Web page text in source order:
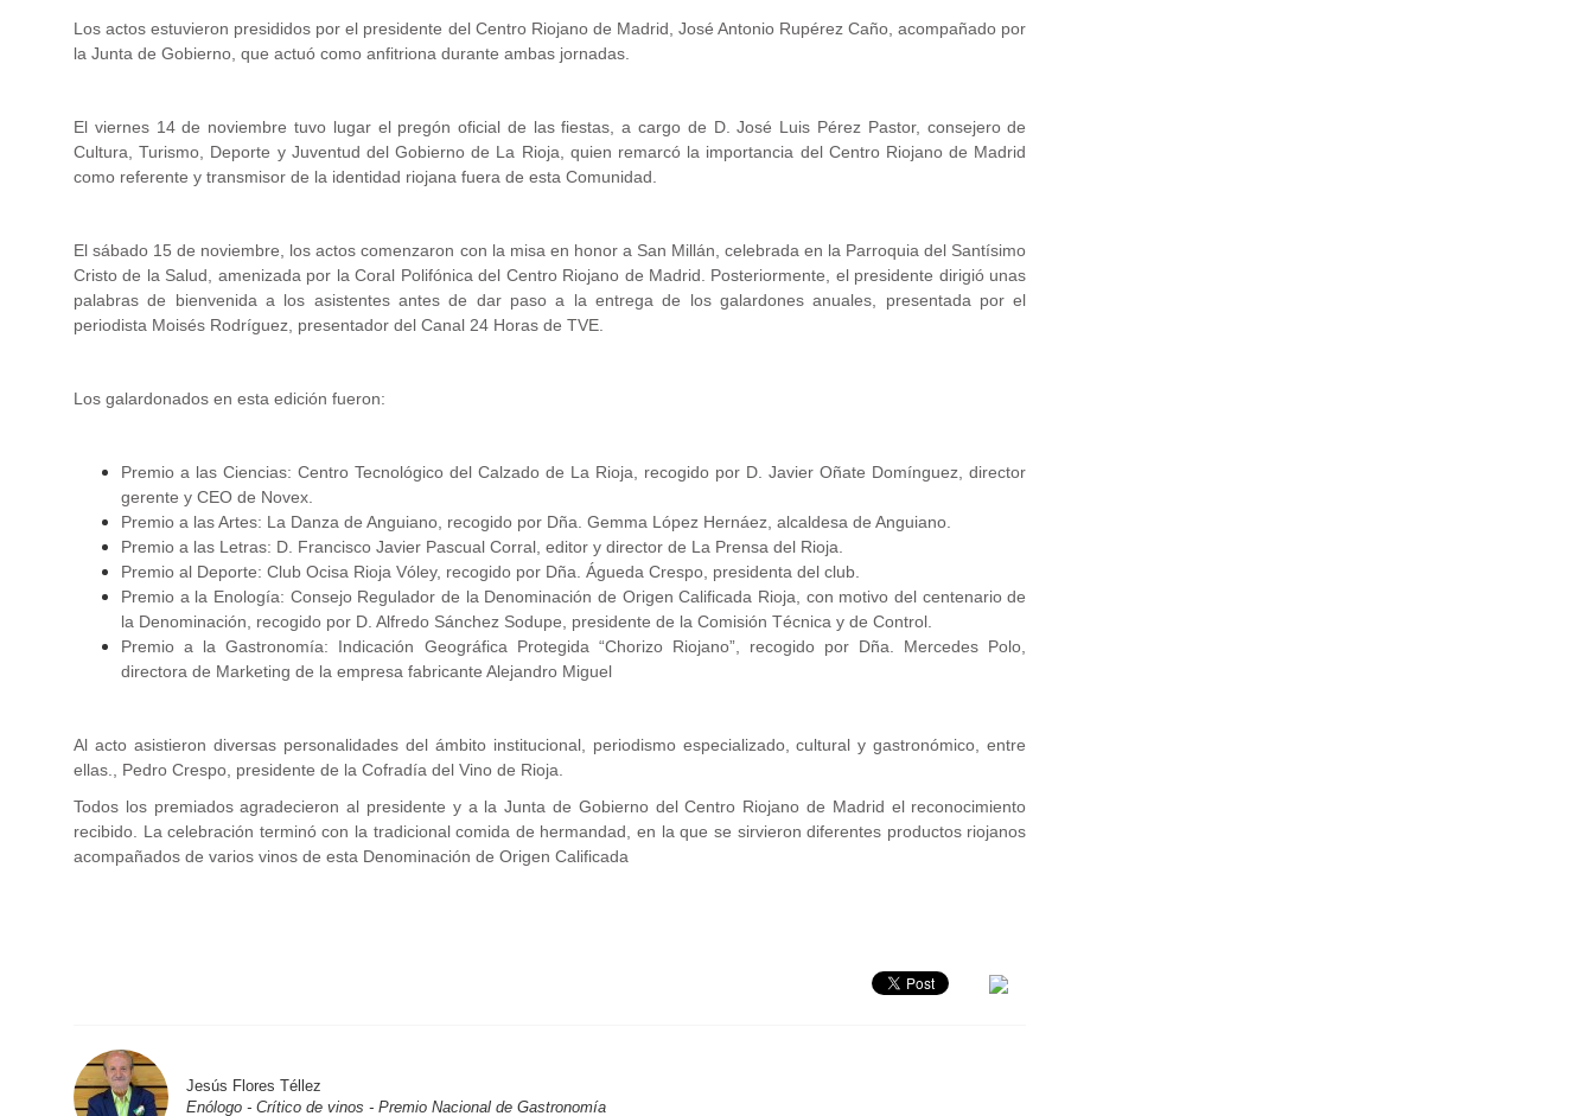
Los actos estuvieron presididos por el presidente del Centro Riojano de Madrid, José Antonio Rupérez Caño, acompañado por
la Junta de Gobierno, que actuó como anfitriona durante ambas jornadas.
El viernes 14 de noviembre tuvo lugar el pregón oficial de las fiestas, a cargo de D. José Luis Pérez Pastor, consejero de
Cultura, Turismo, Deporte y Juventud del Gobierno de La Rioja, quien remarcó la importancia del Centro Riojano de Madrid
como referente y transmisor de la identidad riojana fuera de esta Comunidad.
El sábado 15 de noviembre, los actos comenzaron con la misa en honor a San Millán, celebrada en la Parroquia del Santísimo
Cristo de la Salud, amenizada por la Coral Polifónica del Centro Riojano de Madrid. Posteriormente, el presidente dirigió unas
palabras de bienvenida a los asistentes antes de dar paso a la entrega de los galardones anuales, presentada por el
periodista Moisés Rodríguez, presentador del Canal 24 Horas de TVE.
Los galardonados en esta edición fueron:
Premio a las Ciencias: Centro Tecnológico del Calzado de La Rioja, recogido por D. Javier Oñate Domínguez, director
gerente y CEO de Novex.
Premio a las Artes: La Danza de Anguiano, recogido por Dña. Gemma López Hernáez, alcaldesa de Anguiano.
Premio a las Letras: D. Francisco Javier Pascual Corral, editor y director de La Prensa del Rioja.
Premio al Deporte: Club Ocisa Rioja Vóley, recogido por Dña. Águeda Crespo, presidenta del club.
Premio a la Enología: Consejo Regulador de la Denominación de Origen Calificada Rioja, con motivo del centenario de
la Denominación, recogido por D. Alfredo Sánchez Sodupe, presidente de la Comisión Técnica y de Control.
Premio a la Gastronomía: Indicación Geográfica Protegida “Chorizo Riojano”, recogido por Dña. Mercedes Polo,
directora de Marketing de la empresa fabricante Alejandro Miguel
Al acto asistieron diversas personalidades del ámbito institucional, periodismo especializado, cultural y gastronómico, entre
ellas., Pedro Crespo, presidente de la Cofradía del Vino de Rioja.
Todos los premiados agradecieron al presidente y a la Junta de Gobierno del Centro Riojano de Madrid el reconocimiento
recibido. La celebración terminó con la tradicional comida de hermandad, en la que se sirvieron diferentes productos riojanos
acompañados de varios vinos de esta Denominación de Origen Calificada
Jesús Flores Téllez
Enólogo - Crítico de vinos - Premio Nacional de Gastronomía